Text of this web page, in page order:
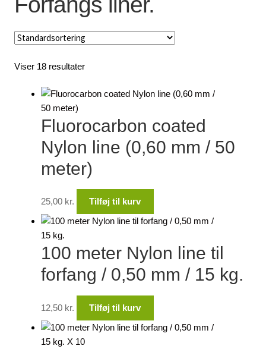
Glemt adgangskode
Viser 18 resultater
Fluorocarbon coated
Nylon line (0,60 mm / 50
meter)
25,00 kr. Tilføj til kurv
100 meter Nylon line til
forfang / 0,50 mm / 15 kg.
12,50 kr. Tilføj til kurv